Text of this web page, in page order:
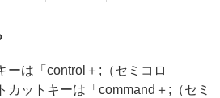
ーは「control＋;（セミコロ
カットキーは「command＋;（セミ